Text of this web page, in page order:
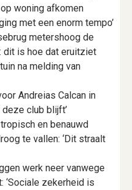
woning afkomen
met een enorm tempo’
metershoog de
dit is hoe dat eruitziet
na melding van
Andreias Calcan in
club blijft’
en benauwd
te vallen: ‘Dit straalt
werk neer vanwege
‘Sociale zekerheid is